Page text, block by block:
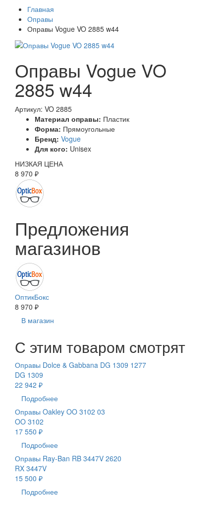
Главная
Оправы
Оправы Vogue VO 2885 w44
Оправы Vogue VO
2885 w44
Артикул: VO 2885
Материал оправы: Пластик
Форма: Прямоугольные
Бренд: Vogue
Для кого: Unisex
НИЗКАЯ ЦЕНА
8 970 ₽
Предложения
магазинов
ОптикБокс
8 970 ₽
В магазин
С этим товаром смотрят
Оправы Dolce & Gabbana DG 1309 1277
DG 1309
22 942 ₽
Подробнее
Оправы Oakley OO 3102 03
OO 3102
17 550 ₽
Подробнее
Оправы Ray-Ban RB 3447V 2620
RX 3447V
15 500 ₽
Подробнее